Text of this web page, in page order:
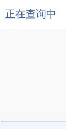
正在查询中